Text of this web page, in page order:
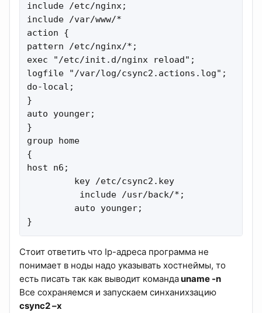
include /etc/nginx;
include /var/www/*
action {
pattern /etc/nginx/*;
exec "/etc/init.d/nginx reload";
logfile "/var/log/csync2.actions.log";
do-local;
}
auto younger;
}
group home
{
host n6;
         key /etc/csync2.key
          include /usr/back/*;
         auto younger;
}
Стоит ответить что Ip-адреса программа не
понимает в ноды надо указывать хостнеймы, то
есть писать так как выводит командаuname -n
Все сохраняемся и запускаем синханихзацию
csync2 –x